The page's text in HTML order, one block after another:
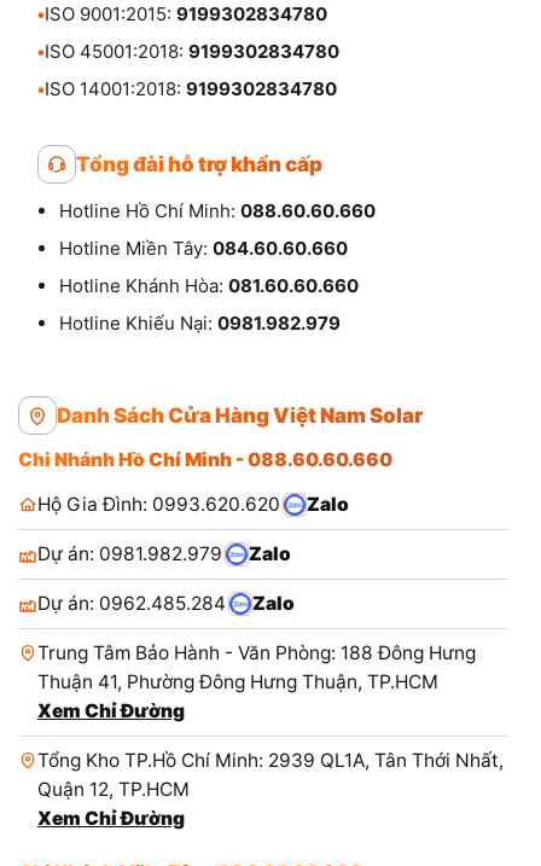
•ISO 9001:2015: 9199302834780
•ISO 45001:2018: 9199302834780
•ISO 14001:2018: 9199302834780
Tổng đài hỗ trợ khẩn cấp
Hotline Hồ Chí Minh: 088.60.60.660
Hotline Miền Tây: 084.60.60.660
Hotline Khánh Hòa: 081.60.60.660
Hotline Khiếu Nại: 0981.982.979
Danh Sách Cửa Hàng Việt Nam Solar
Chi Nhánh Hồ Chí Minh - 088.60.60.660
Hộ Gia Đình: 0993.620.620
Zalo
Dự án: 0981.982.979 Zalo
Dự án: 0962.485.284 Zalo
Trung Tâm Bảo Hành - Văn Phòng: 188 Đông Hưng
Thuận 41, Phường Đông Hưng Thuận, TP.HCM
Xem Chỉ Đường
Tổng Kho TP.Hồ Chí Minh: 2939 QL1A, Tân Thới Nhất,
Quận 12, TP.HCM
Xem Chỉ Đường